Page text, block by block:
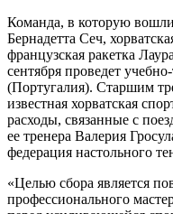
Команда, в которую
Бернадетта Сеч,
французская ракетка
сентября проведет
(Португалия). Старшим
известная хорватская
расходы, связанные с
ее тренера Валерия
федерация настольного
«Целью сбора является
профессионального